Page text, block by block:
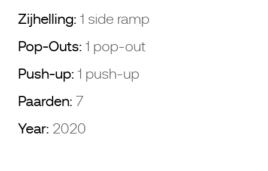
Zijhelling: 1 side ramp
Pop-Outs: 1 pop-out
Push-up: 1 push-up
Paarden: 7
Year: 2020